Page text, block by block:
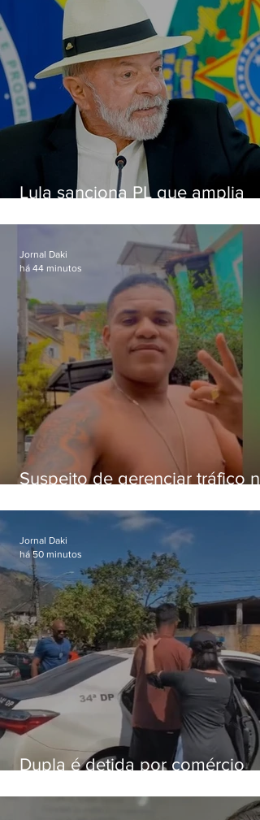
Lula sanciona PL que amplia
crianças
Suspeito de gerenciar tráfico na
foragido
Jornal Daki
há 44 minutos
Dupla é detida por comércio
Bangu
Jornal Daki
há 50 minutos